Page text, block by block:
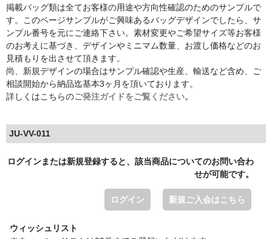
掲載バッグ類は全てお客様の用途や方向性確認のためのサンプルで
す。このページサンプルがご興味あるバッグデザインでしたら、サ
ンプル番号を元にご連絡下さい。素材変更やご希望サイズ等お客様
のお考えに基づき、デザインやミニマム数量、お渡し価格などのお
見積もりを出させて頂きます。
尚、新規デザインの場合はサンプル確認や生産、輸送など含め、ご
相談開始から納品迄基本3ヶ月を頂いております。
詳しくはこちらのご発注ガイドをご覧ください。
JU-VV-011
ログインまたは新規登録すると、該当商品についてのお問い合わ
せが可能です。
ログイン 新規ご入会はこちら
ウィッシュリスト